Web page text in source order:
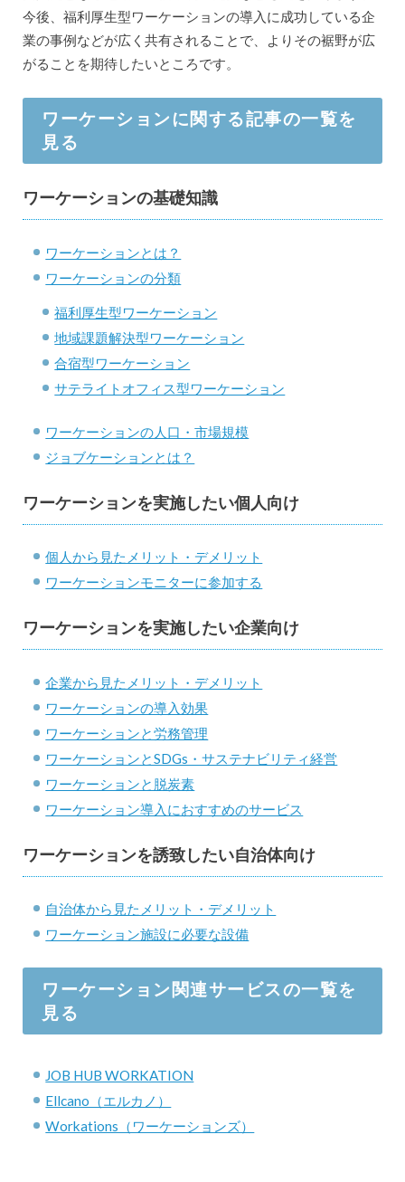
今後、福利厚生型ワーケーションの導入に成功している企
業の事例などが広く共有されることで、よりその裾野が広
がることを期待したいところです。
ワーケーションに関する記事の一覧を
見る
ワーケーションの基礎知識
ワーケーションとは？
ワーケーションの分類
福利厚生型ワーケーション
地域課題解決型ワーケーション
合宿型ワーケーション
サテライトオフィス型ワーケーション
ワーケーションの人口・市場規模
ジョブケーションとは？
ワーケーションを実施したい個人向け
個人から見たメリット・デメリット
ワーケーションモニターに参加する
ワーケーションを実施したい企業向け
企業から見たメリット・デメリット
ワーケーションの導入効果
ワーケーションと労務管理
ワーケーションとSDGs・サステナビリティ経営
ワーケーションと脱炭素
ワーケーション導入におすすめのサービス
ワーケーションを誘致したい自治体向け
自治体から見たメリット・デメリット
ワーケーション施設に必要な設備
ワーケーション関連サービスの一覧を
見る
JOB HUB WORKATION
Ellcano（エルカノ）
Workations（ワーケーションズ）